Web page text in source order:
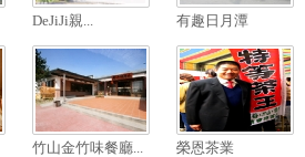
DeJiJi親... 有趣日月潭
竹山金竹味餐廳... 榮恩茶業